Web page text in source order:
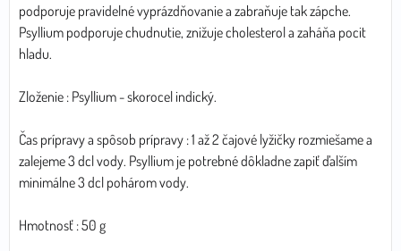
podporuje pravidelné vyprázdňovanie a zabraňuje tak zápche.
Psyllium podporuje chudnutie, znižuje cholesterol a zaháňa pocit
hladu.
Zloženie : Psyllium - skorocel indický.
Čas prípravy a spôsob prípravy : 1 až 2 čajové lyžičky rozmiešame a
zalejeme 3 dcl vody. Psyllium je potrebné dôkladne zapiť ďalším
minimálne 3 dcl pohárom vody.
Hmotnosť : 50 g